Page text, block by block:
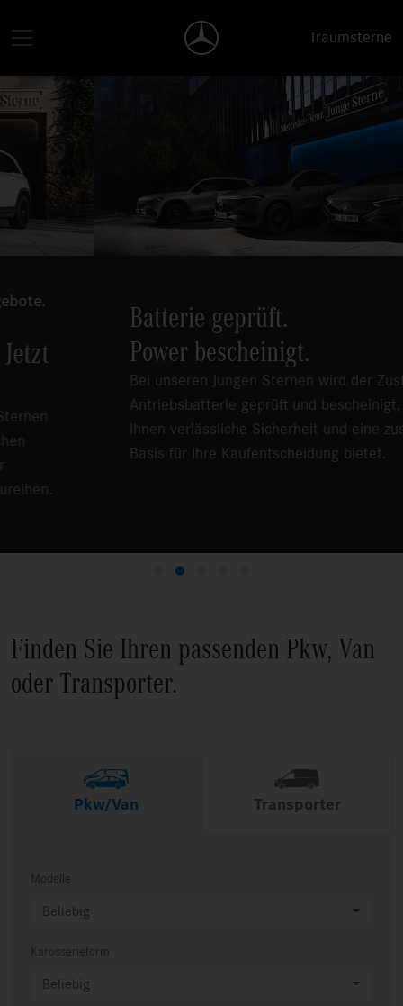
Traumsterne
Batterie geprüft.
Power bescheinigt.
Bei unseren Jungen Sternen wird der Zustand der
Antriebsbatterie geprüftund bescheinigt, was
Ihnen verlässliche Sicherheit und eine zusätzliche
Basis für Ihre Kaufentscheidung bietet.
Finden Sie Ihren passenden Pkw, Van
oder Transporter.
Pkw/Van Transporter
Modelle
Beliebig
Karosserieform
Beliebig